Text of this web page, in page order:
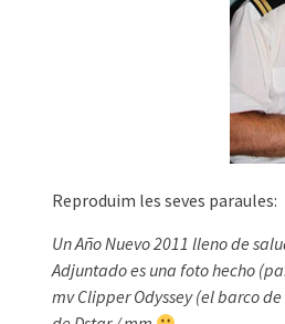
Reproduim les seves paraules:
Un Año Nuevo 2011 lleno de
Adjuntado es una foto hecho
mv Clipper Odyssey (el barco